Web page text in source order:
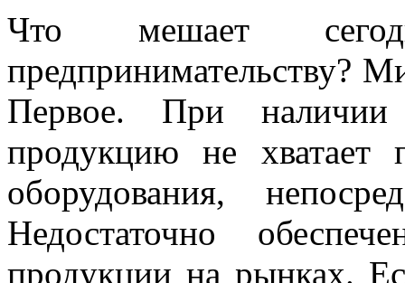
Что мешает
предпринимательству?
Первое. При
продукцию не хватает
оборудования,
Недостаточно
продукции на рынках.